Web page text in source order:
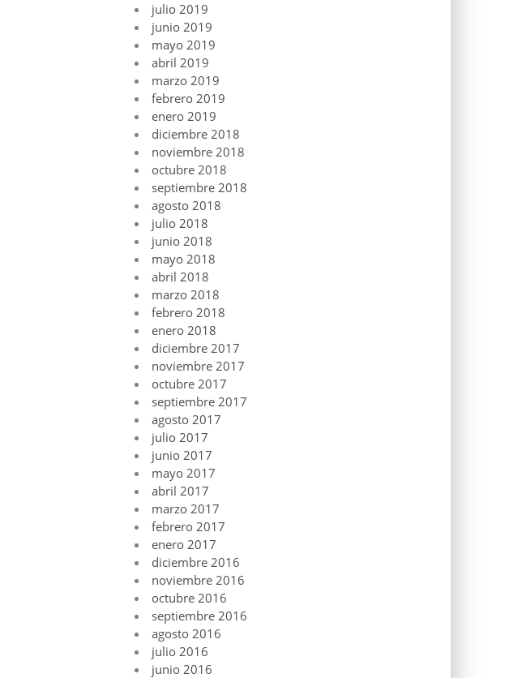
julio 2019
junio 2019
mayo 2019
abril 2019
marzo 2019
febrero 2019
enero 2019
diciembre 2018
noviembre 2018
octubre 2018
septiembre 2018
agosto 2018
julio 2018
junio 2018
mayo 2018
abril 2018
marzo 2018
febrero 2018
enero 2018
diciembre 2017
noviembre 2017
octubre 2017
septiembre 2017
agosto 2017
julio 2017
junio 2017
mayo 2017
abril 2017
marzo 2017
febrero 2017
enero 2017
diciembre 2016
noviembre 2016
octubre 2016
septiembre 2016
agosto 2016
julio 2016
junio 2016